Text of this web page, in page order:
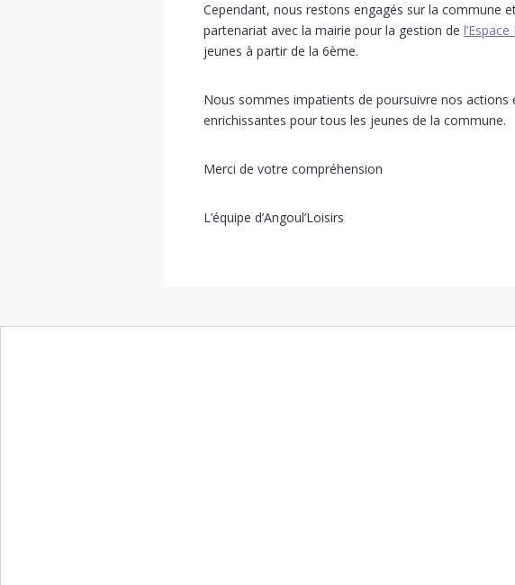
Cependant, nous restons engagés sur la commune
partenariat avec la mairie pour la gestion de
jeunes à partir de la 6ème.
Nous sommes impatients de poursuivre nos actions
enrichissantes pour tous les jeunes de la commune.
Merci de votre compréhension
L’équipe d’Angoul’Loisirs